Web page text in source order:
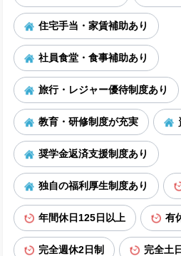
住宅手当・家賃補助あり
社員食堂・食事補助あり
旅行・レジャー優待制度あり
教育・研修制度が充実
奨学金返済支援制度あり
独自の福利厚生制度あり
年間休日125日以上 有
完全週休2日制 完全土